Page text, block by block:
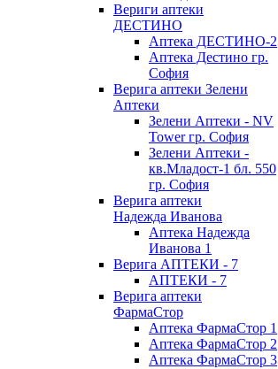
Вериги аптеки
ДЕСТИНО
Аптека ДЕСТИНО-2
Аптека Дестино гр.
София
Верига аптеки Зелени
Аптеки
Зелени Аптеки - NV
Tower гр. София
Зелени Аптеки -
кв.Младост-1 бл. 550
гр. София
Верига аптеки
Надежда Иванова
Аптека Надежда
Иванова 1
Верига АПТЕКИ - 7
АПТЕКИ - 7
Верига аптеки
ФармаСтор
Аптека ФармаСтор 1
Аптека ФармаСтор 2
Аптека ФармаСтор 3